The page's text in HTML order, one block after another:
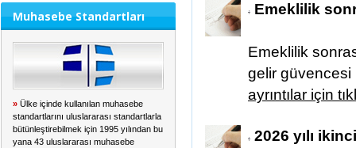
Muhasebe Standartları
» Ülke içinde kullanılan muhasebe
standartlarını uluslararası standartlarla
bütünleştirebilmek için 1995 yılından bu
yana 43 uluslararası muhasebe
Emeklilik
Emeklilik
gelir güvencesi
ayrıntılar için
2026 yılı